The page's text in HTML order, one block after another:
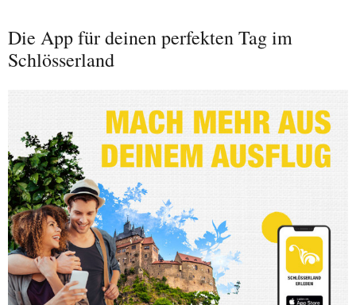
Die App für deinen perfekten Tag im
Schlösserland